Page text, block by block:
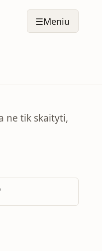
☰Meniu
ne tik skaityti,